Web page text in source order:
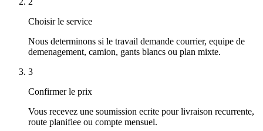
Choisir le service
Nous determinons si le travail demande courrier, equipe de
demenagement, camion, gants blancs ou plan mixte.
3
Confirmer le prix
Vous recevez une soumission ecrite pour livraison recurrente,
route planifiee ou compte mensuel.